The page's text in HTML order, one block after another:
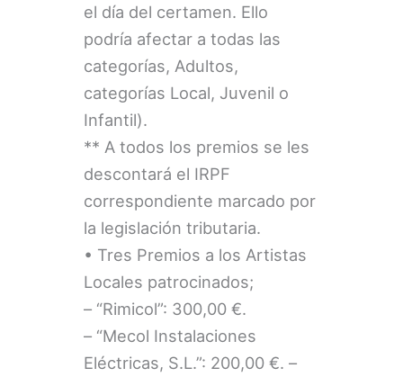
el día del certamen. Ello
podría afectar a todas las
categorías, Adultos,
categorías Local, Juvenil o
Infantil).
** A todos los premios se les
descontará el IRPF
correspondiente marcado por
la legislación tributaria.
• Tres Premios a los Artistas
Locales patrocinados;
– “Rimicol”: 300,00 €.
– “Mecol Instalaciones
Eléctricas, S.L.”: 200,00 €. –